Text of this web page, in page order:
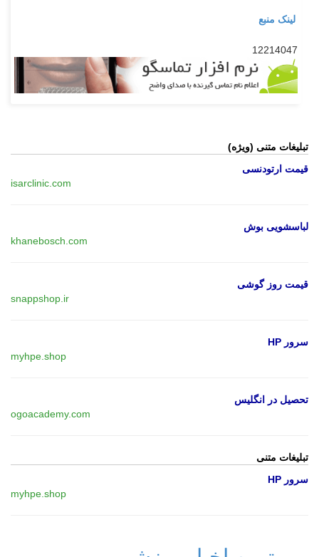
لینک منبع
12214047
تبلیغات متنی (ویژه)
قیمت ارتودنسی
isarclinic.com
لباسشویی بوش
khanebosch.com
قیمت روز گوشی
snappshop.ir
سرور HP
myhpe.shop
تحصیل در انگلیس
ogoacademy.com
تبلیغات متنی
سرور HP
myhpe.shop